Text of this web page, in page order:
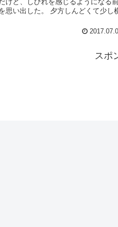
思い出した。 夕方しんどくて少し
スポ